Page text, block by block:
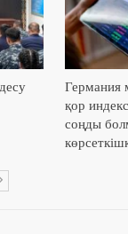
Германия
қор
соңды